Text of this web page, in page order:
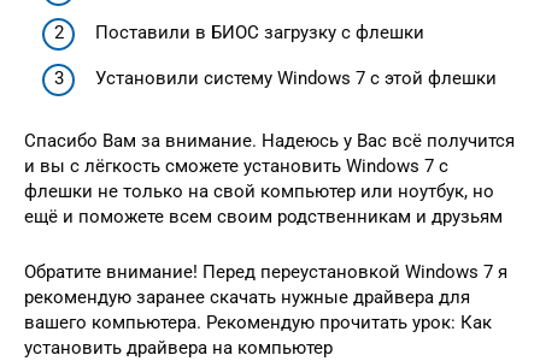
Поставили в БИОС загрузку с флешки
Установили систему Windows 7 с этой флешки
Спасибо Вам за внимание. Надеюсь у Вас всё получится
и вы с лёгкость сможете установить Windows 7 с
флешки не только на свой компьютер или ноутбук, но
ещё и поможете всем своим родственникам и друзьям
Обратите внимание! Перед переустановкой Windows 7 я
рекомендую заранее скачать нужные драйвера для
вашего компьютера. Рекомендую прочитать урок: Как
установить драйвера на компьютер